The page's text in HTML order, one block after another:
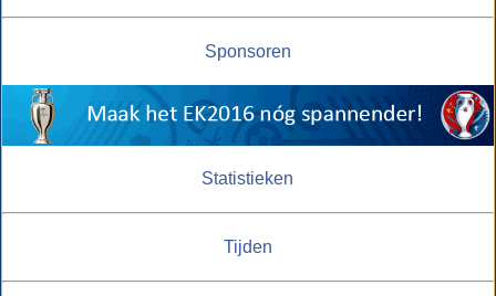
Sponsoren
Statistieken
Tijden